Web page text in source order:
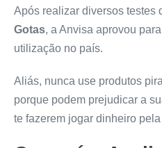
Após realizar diversos testes
Gotas, a Anvisa aprovou
utilização no país.
Aliás, nunca use produtos
porque podem prejudicar a
te fazerem jogar dinheiro